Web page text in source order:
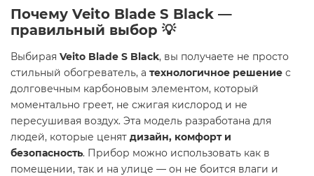
Почему Veito Blade S Black —
правильный выбор 💡
Выбирая Veito Blade S Black, вы получаете не просто
стильный обогреватель, а технологичное решение с
долговечным карбоновым элементом, который
моментально греет, не сжигая кислород и не
пересушивая воздух. Эта модель разработана для
людей, которые ценят дизайн, комфорт и
безопасность. Прибор можно использовать как в
помещении, так и на улице — он не боится влаги и